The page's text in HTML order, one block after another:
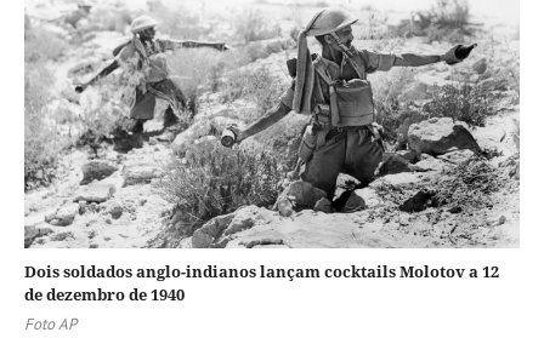
Dois soldados anglo-indianos lançam cocktails Molotov a 12
de dezembro de 1940
Foto AP